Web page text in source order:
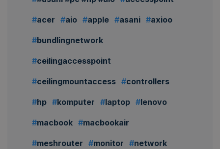
acer aio apple asani axioo
bundlingnetwork
ceilingaccesspoint
ceilingmountaccess controllers
hp komputer laptop lenovo
macbook macbookair
meshrouter monitor network